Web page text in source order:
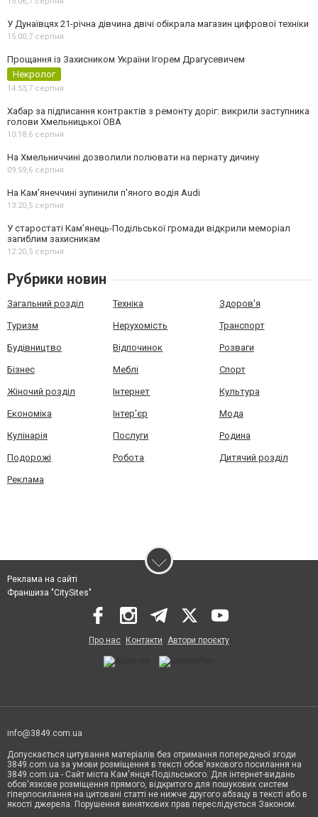
У Дунаївцях 21-річна дівчина двічі обікрала магазин цифрової техніки
15:00,7 серпня
Прощання із Захисником України Ігорем Драгусевичем
Некролог
14:53,7 серпня
Хабар за підписання контрактів з ремонту доріг: викрили заступника
голови Хмельницької ОВА
10:18,6 серпня
На Хмельниччині дозволили полювати на пернату дичину
09:59,6 серпня
На Камʼянеччині зупинили п'яного водія Audi
13:20,5 серпня
У старостаті Кам’янець-Подільської громади відкрили меморіал
загиблим захисникам
12:20,5 серпня
Рубрики новин
Загальний розділ Техніка Здоров'я
Туризм Нерухомість Транспорт
Будівництво Відпочинок Розваги
Бізнес Меблі Спорт
Жіночий розділ Інтернет Культура
Економіка Інтер'єр Мода
Кулінарія Послуги Родина
Подорожі Робота Дитячий розділ
Реклама
Реклама на сайті
Франшиза "CitySites"
Про нас Контакти Автори проєкту
info@3849.com.ua
Допускається цитування матеріалів без отримання попередньої згоди
3849.com.ua за умови розміщення в тексті обов'язкового посилання на
3849.com.ua - Сайт міста Кам'янця-Подільського. Для інтернет-видань
обов'язкове розміщення прямого, відкритого для пошукових систем
гіперпосилання на цитовані статті не нижче другого абзацу в тексті або в
якості джерела. Порушення виняткових прав переслідується Законом.